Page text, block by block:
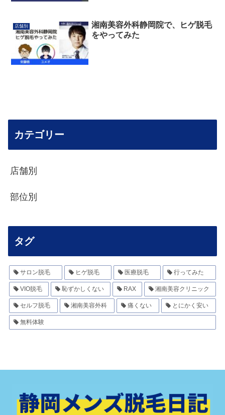
店舗別
湘南美容外科静岡院で、ヒゲ脱毛
をやってみた
カテゴリー
店舗別
部位別
タグ
サロン脱毛 ヒゲ脱毛 医療脱毛 行ってみた
VIO脱毛 恥ずかしくない RAX 湘南美容クリニック
セルフ脱毛 湘南美容外科 痛くない とにかく安い
無料体験